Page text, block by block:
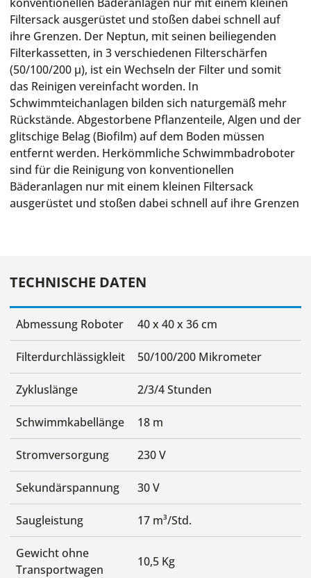
Filtersack ausgerüstet und stoßen dabei schnell auf
ihre Grenzen. Der Neptun, mit seinen beiliegenden
Filterkassetten, in 3 verschiedenen Filterschärfen
(50/100/200 µ), ist ein Wechseln der Filter und somit
das Reinigen vereinfacht worden. In
Schwimmteichanlagen bilden sich naturgemäß mehr
Rückstände. Abgestorbene Pflanzenteile, Algen und der
glitschige Belag (Biofilm) auf dem Boden müssen
entfernt werden. Herkömmliche Schwimmbadroboter
sind für die Reinigung von konventionellen
Bäderanlagen nur mit einem kleinen Filtersack
ausgerüstet und stoßen dabei schnell auf ihre Grenzen
TECHNISCHE DATEN
Abmessung Roboter 40 x 40 x 36 cm
Filterdurchlässigkleit 50/100/200 Mikrometer
Zykluslänge 2/3/4 Stunden
Schwimmkabellänge 18 m
Stromversorgung 230 V
Sekundärspannung 30 V
Saugleistung 17 m³/Std.
Gewicht ohne
Transportwagen
10,5 Kg